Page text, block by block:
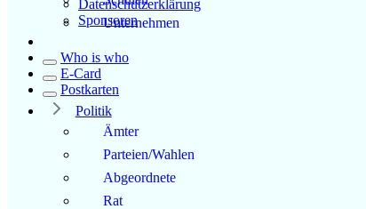
Datenschutzerklärung
Sponsoren
Unternehmen
Who is who
E-Card
Postkarten
Politik
Ämter
Parteien/Wahlen
Abgeordnete
Rat